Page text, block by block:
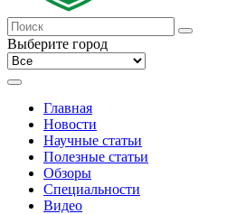
Выберите город
Главная
Новости
Научные статьи
Полезные статьи
Обзоры
Специальности
Видео